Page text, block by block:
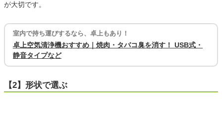
が大切です。
室内で持ち運びするなら、卓上もあり！
卓上空気清浄機おすすめ｜焼肉・タバコ臭を消す！ USB式・
静音タイプなど
【2】形状で選ぶ